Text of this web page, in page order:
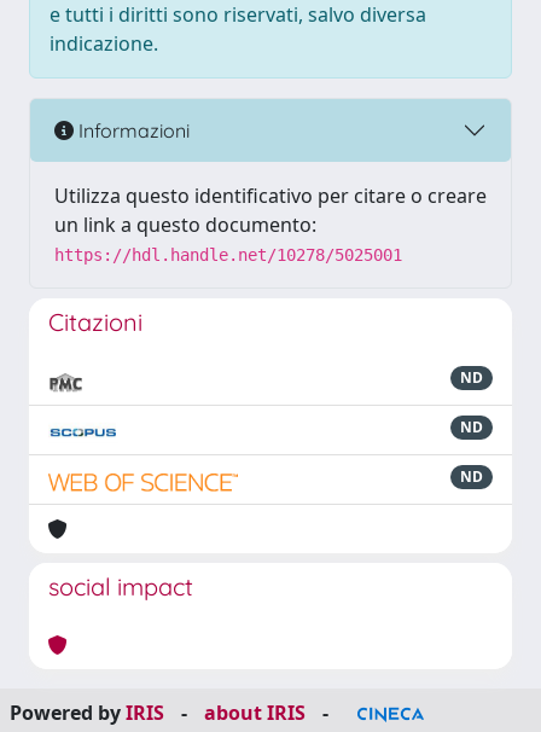
e tutti i diritti sono riservati, salvo diversa
indicazione.
Informazioni
Utilizza questo identificativo per citare o creare
un link a questo documento:
https://hdl.handle.net/10278/5025001
Citazioni
ND
ND
ND
social impact
Powered byIRIS - about IRIS
-